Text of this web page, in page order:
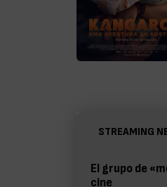
STREAMING
El grupo de
cine